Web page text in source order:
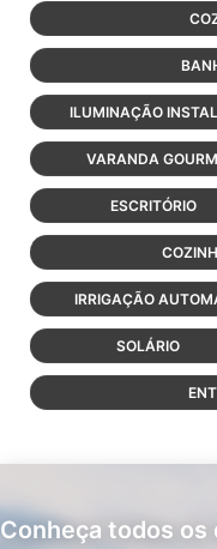
ILUMINAÇÃO
VARANDA
ESCRITÓRIO
IRRIGAÇÃO
SOLÁRIO
Conheça todos